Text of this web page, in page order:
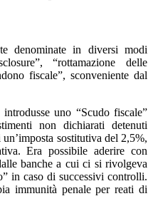
denominate in diversi modi
“rottamazione delle
fiscale”, sconveniente dal
uno “Scudo fiscale”
non dichiarati detenuti
sostitutiva del 2,5%,
Era possibile aderire con
banche a cui ci si rivolgeva
in caso di successivi controlli.
immunità penale per reati di